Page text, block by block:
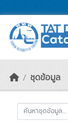
ชุดข้อมูล